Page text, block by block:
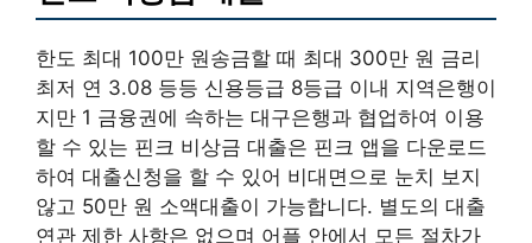
한도 최대 100만 원송금할 때 최대 300만 원 금리
최저 연 3.08 등등 신용등급 8등급 이내 지역은행이
지만 1 금융권에 속하는 대구은행과 협업하여 이용
할 수 있는 핀크 비상금 대출은 핀크 앱을 다운로드
하여 대출신청을 할 수 있어 비대면으로 눈치 보지
않고 50만 원 소액대출이 가능합니다. 별도의 대출
연관 제한 사항은 없으며 어플 안에서 모든 절차가